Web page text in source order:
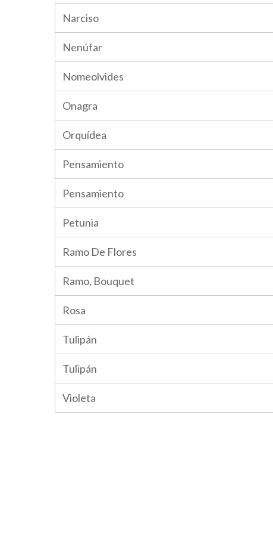
Narciso
Nenúfar
Nomeolvides
Onagra
Orquídea
Pensamiento
Pensamiento
Petunia
Ramo De Flores
Ramo, Bouquet
Rosa
Tulipán
Tulipán
Violeta